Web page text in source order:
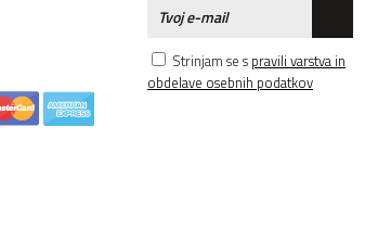
Strinjam se s pravili varstva in
obdelave osebnih podatkov